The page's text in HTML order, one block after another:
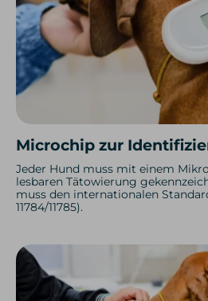
Microchip zur
Jeder Hund muss mit einem
lesbaren Tätowierung
muss den internationalen
11784/11785).